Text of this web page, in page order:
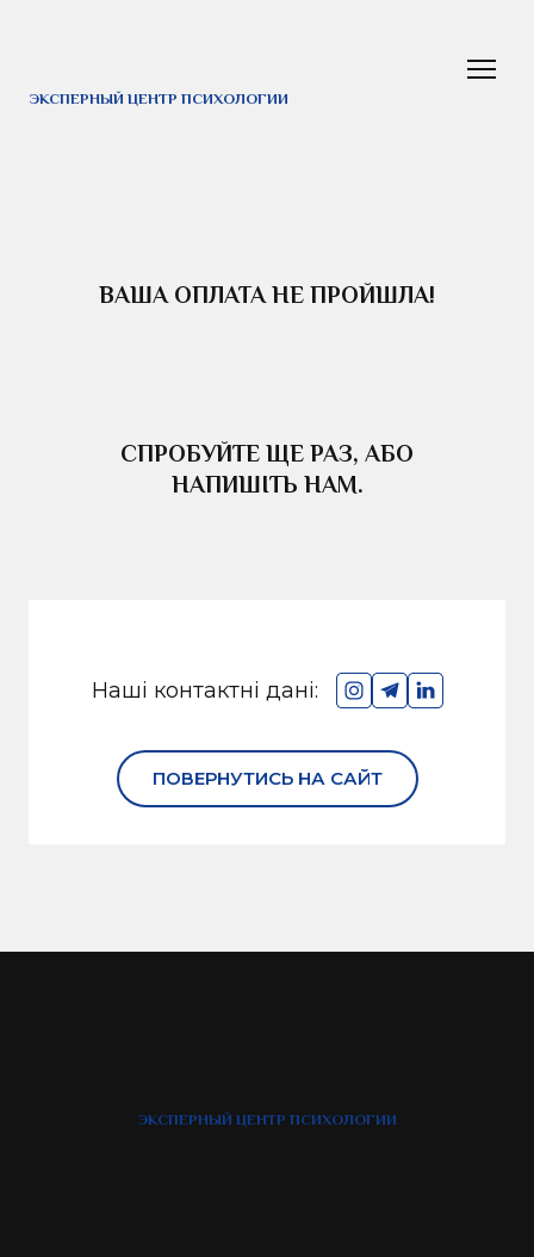
ЭКСПЕРНЫЙ ЦЕНТР ПСИХОЛОГИИ
ВАША ОПЛАТА НЕ ПРОЙШЛА!
СПРОБУЙТЕ ЩЕ РАЗ, АБО
НАПИШІТЬ НАМ.
Наші контактні дані:
ПОВЕРНУТИСЬ НА САЙТ
ЭКСПЕРНЫЙ ЦЕНТР ПСИХОЛОГИИ